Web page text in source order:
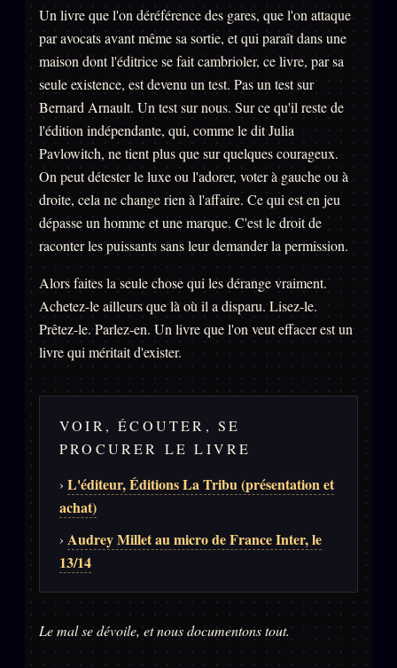
Un livre que l'on déréférence des gares, que l'on attaque
par avocats avant même sa sortie, et qui paraît dans une
maison dont l'éditrice se fait cambrioler, ce livre, par sa
seule existence, est devenu un test. Pas un test sur
Bernard Arnault. Un test sur nous. Sur ce qu'il reste de
l'édition indépendante, qui, comme le dit Julia
Pavlowitch, ne tient plus que sur quelques courageux.
On peut détester le luxe ou l'adorer, voter à gauche ou à
droite, cela ne change rien à l'affaire. Ce qui est en jeu
dépasse un homme et une marque. C'est le droit de
raconter les puissants sans leur demander la permission.
Alors faites la seule chose qui les dérange vraiment.
Achetez-le ailleurs que là où il a disparu. Lisez-le.
Prêtez-le. Parlez-en. Un livre que l'on veut effacer est un
livre qui méritait d'exister.
VOIR, ÉCOUTER, SE
PROCURER LE LIVRE
› L'éditeur, Éditions La Tribu (présentation et
achat)
› Audrey Millet au micro de France Inter, le
13/14
Le mal se dévoile, et nous documentons tout.